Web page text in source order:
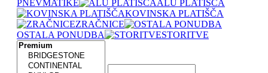
PNEVMATIKE
ALU PLATIŠČA
KOVINSKA PLATIŠČA
ZRAČNICE
OSTALA PONUDBA
STORITVE